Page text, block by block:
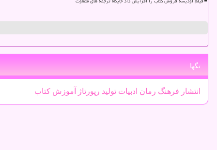
تگها
انتشار فرهنگ رمان ادبیات تولید رپورتاژ آموزش كتاب